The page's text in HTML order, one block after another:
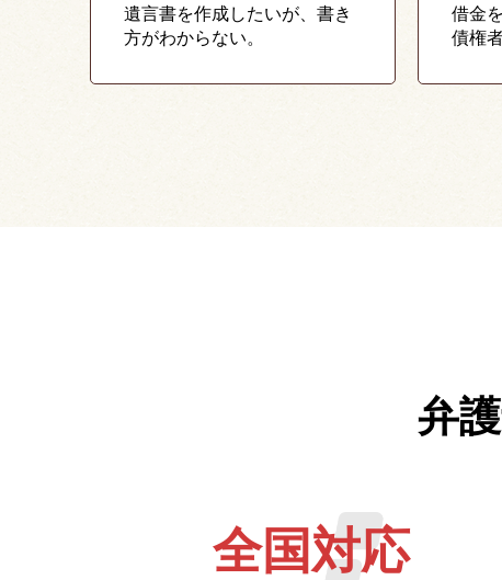
遺言書を作成したいが、書き
方がわからない。
借金
債権
弁
全国対応